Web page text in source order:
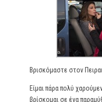
Βρισκόμαστε στον
Είμαι πάρα πολύ
βρίσκομαι σε ένα